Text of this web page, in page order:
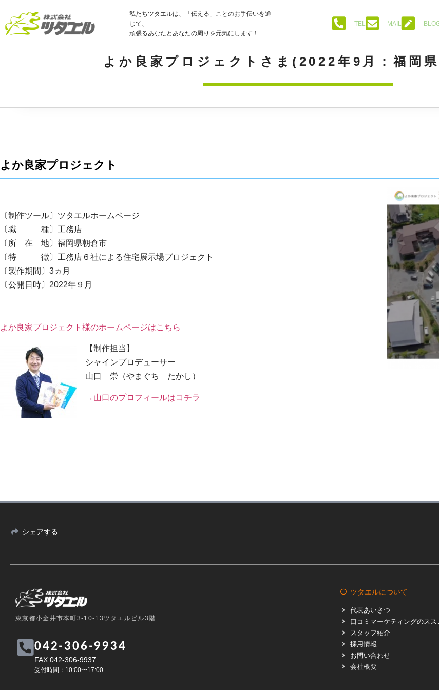
私たちツタエルは、「伝える」ことのお手伝いを通
じて、
頑張るあなたとあなたの周りを元気にします！
TEL MAIL
よか良家プロジェクトさま(2022年9月：福岡
よか良家プロジェクト
〔制作ツール〕ツタエルホームページ
〔職 種〕工務店
〔所 在 地〕福岡県朝倉市
〔特 徴〕工務店６社による住宅展示場プロジェクト
〔製作期間〕3ヵ月
〔公開日時〕2022年９月
よか良家プロジェクト様のホームページはこちら
【制作担当】
シャインプロデューサー
山口 崇（やまぐち たかし）
→山口のプロフィールはコチラ
シェアする
東京都小金井市本町3-10-13ツタエルビル3階
042-306-9934
FAX.042-306-9937
受付時間：10:00〜17:00
ツタエルについて
代表あいさつ
口コミマーケティングのスス
スタッフ紹介
採用情報
お問い合わせ
会社概要